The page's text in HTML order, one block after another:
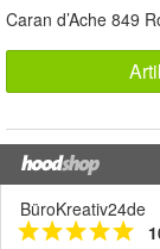
Caran d’Ache 849
BüroKreativ24de